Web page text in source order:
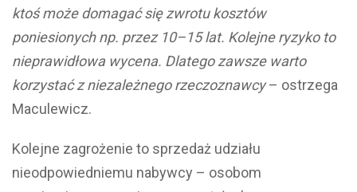
ktoś może domagać się zwrotu kosztów
poniesionych np. przez 10–15 lat. Kolejne ryzyko to
nieprawidłowa wycena. Dlatego zawsze warto
korzystać z niezależnego rzeczoznawcy– ostrzega
Maculewicz.
Kolejne zagrożenie to sprzedaż udziału
nieodpowiedniemu nabywcy – osobom